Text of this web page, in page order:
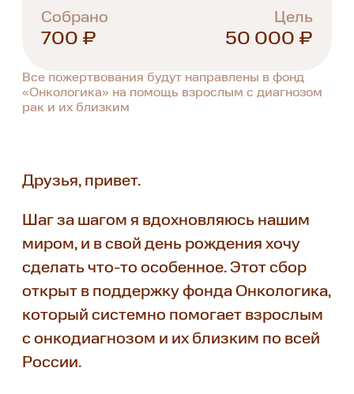
Собрано
700 ₽
Цель
50 000 ₽
Все пожертвования будут направлены в фонд
«Онкологика» на помощь взрослым с диагнозом
рак и их близким
Друзья, привет.
Шаг за шагом я вдохновляюсь нашим
миром, и в свой день рождения хочу
сделать что-то особенное. Этот сбор
открыт в поддержку фонда Онкологика,
который системно помогает взрослым
с онкодиагнозом и их близким по всей
России.